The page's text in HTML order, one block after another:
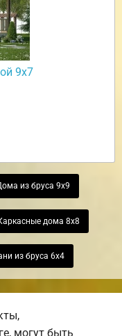
9х7
из бруса 9х9
дома 8х8
из бруса 6х4
могут быть